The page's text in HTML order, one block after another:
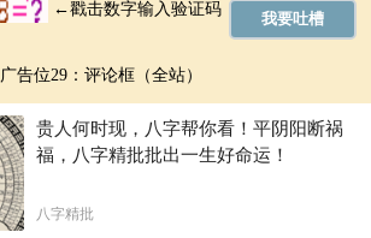
广告位29：评论框（全站）
贵人何时现，八字帮你看！平阴阳断祸
福，八字精批批出一生好命运！
八字精批